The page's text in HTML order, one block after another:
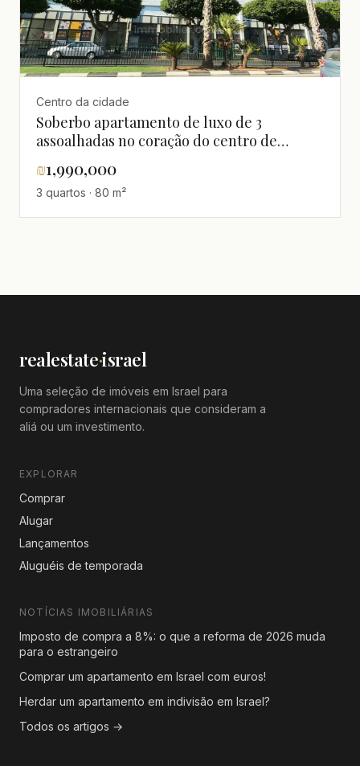
Centro da cidade
Soberbo apartamento de luxo de 3
assoalhadas no coração do centro de
₪1,990,000
3 quartos · 80 m²
realestate·israel
Uma seleção de imóveis em Israel para
compradores internacionais que consideram a
aliá ou um investimento.
EXPLORAR
Comprar
Alugar
Lançamentos
Aluguéis de temporada
NOTÍCIAS IMOBILIÁRIAS
Imposto de compra a 8%: o que a reforma de 2026 muda
para o estrangeiro
Comprar um apartamento em Israel com euros!
Herdar um apartamento em indivisão em Israel?
Todos os artigos →